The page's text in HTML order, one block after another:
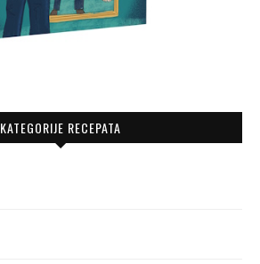
KATEGORIJE RECEPATA